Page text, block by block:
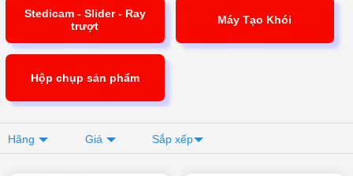
Stedicam - Slider - Ray
trượt
Máy Tạo Khói
Hộp chụp sản phẩm
Hãng Giá Sắp xếp